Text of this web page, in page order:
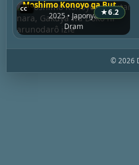
★6.2
Moshimo Konoyo ga Butai nara, Gakuya wa Doko ni arunodarô
2025 • Japonya
Dram
© 2026